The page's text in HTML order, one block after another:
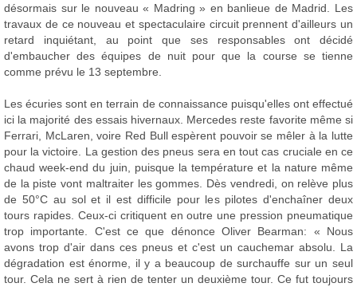
désormais sur le nouveau « Madring » en banlieue de Madrid. Les
travaux de ce nouveau et spectaculaire circuit prennent d'ailleurs un
retard inquiétant, au point que ses responsables ont décidé
d'embaucher des équipes de nuit pour que la course se tienne
comme prévu le 13 septembre.
Les écuries sont en terrain de connaissance puisqu'elles ont effectué
ici la majorité des essais hivernaux. Mercedes reste favorite même si
Ferrari, McLaren, voire Red Bull espèrent pouvoir se mêler à la lutte
pour la victoire. La gestion des pneus sera en tout cas cruciale en ce
chaud week-end du juin, puisque la température et la nature même
de la piste vont maltraiter les gommes. Dès vendredi, on relève plus
de 50°C au sol et il est difficile pour les pilotes d'enchaîner deux
tours rapides. Ceux-ci critiquent en outre une pression pneumatique
trop importante. C'est ce que dénonce Oliver Bearman: « Nous
avons trop d'air dans ces pneus et c'est un cauchemar absolu. La
dégradation est énorme, il y a beaucoup de surchauffe sur un seul
tour. Cela ne sert à rien de tenter un deuxième tour. Ce fut toujours